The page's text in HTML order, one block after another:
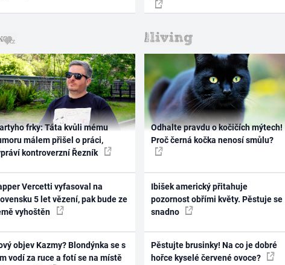
frky: Táta kvůli mému
málem přišel o práci,
kontroverzní Řezník
Vercetti vyfasoval na
5 let vězení, pak bude ze
vyhoštěn
objev Kazmy? Blondýnka se s
vodí za ruce a fotí se na místě
Odhalte pravdu o kočičích mýtech!
Proč černá kočka nenosí smůlu?
Ibišek americký přitahuje
pozornost obřími květy. Pěstuje se
snadno
Pěstujte brusinky! Na co je dobré
hořce kyselé červené ovoce?